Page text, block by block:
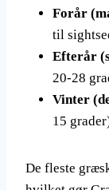
Forår
til
Efterår
20-28
Vinter
15
De fleste